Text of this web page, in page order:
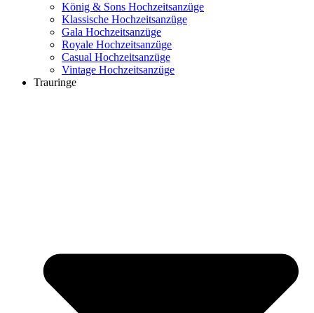
König & Sons Hochzeitsanzüge
Klassische Hochzeitsanzüge
Gala Hochzeitsanzüge
Royale Hochzeitsanzüge
Casual Hochzeitsanzüge
Vintage Hochzeitsanzüge
Trauringe